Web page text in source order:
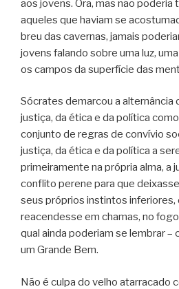
aos jovens. Ora, mas não poderia
aqueles que haviam se
breu das cavernas, jamais
jovens falando sobre uma luz,
os campos da superfície das
Sócrates demarcou a alternância
justiça, da ética e da política
conjunto de regras de convívio
justiça, da ética e da política a
primeiramente na própria alma, a
conflito perene para que
seus próprios instintos inferiores,
reacendesse em chamas, no
qual ainda poderiam se lembrar –
um Grande Bem.
Não é culpa do velho atarracado